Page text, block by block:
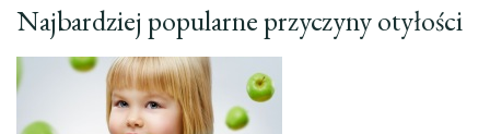
Najbardziej popularne przyczyny otyłości